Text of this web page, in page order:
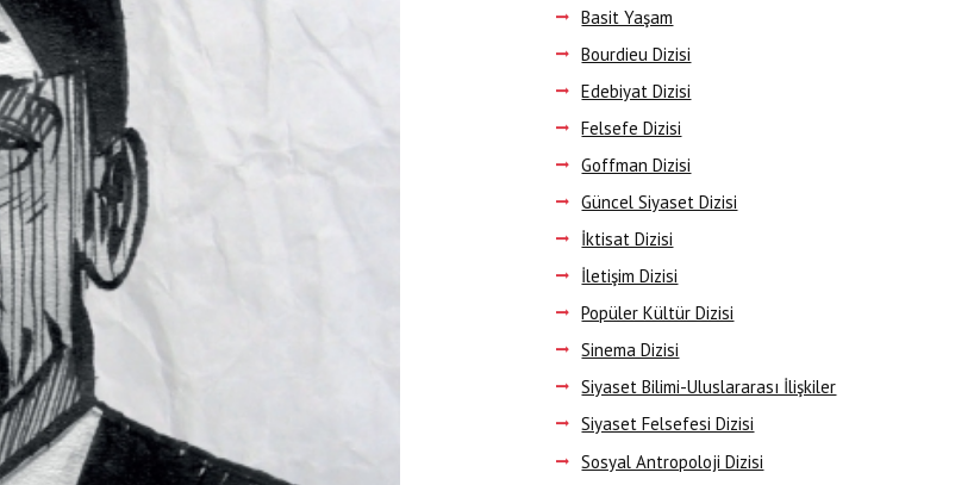
Basit Yaşam
Bourdieu Dizisi
Edebiyat Dizisi
Felsefe Dizisi
Goffman Dizisi
Güncel Siyaset Dizisi
İktisat Dizisi
İletişim Dizisi
Popüler Kültür Dizisi
Sinema Dizisi
Siyaset Bilimi-Uluslararası İlişkiler
Siyaset Felsefesi Dizisi
Sosyal Antropoloji Dizisi